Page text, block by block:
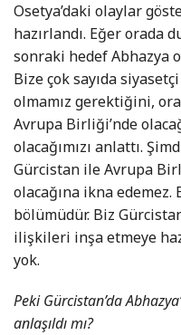
Osetya’daki olaylar
hazırlandı. Eğer orada
sonraki hedef Abhazya
Bize çok sayıda
olmamız gerektiğini,
Avrupa Birliği’nde
olacağımızı anlattı.
Gürcistan ile Avrupa
olacağına ikna
bölümüdür. Biz
ilişkileri inşa etmeye
yok.
Peki Gürcistan’da
anlaşıldı mı?